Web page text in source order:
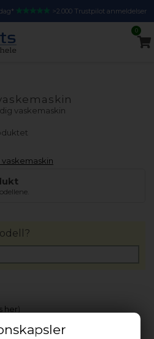
>2.000 Trustpilot anmeldelser
0
vaskemaskin
her)